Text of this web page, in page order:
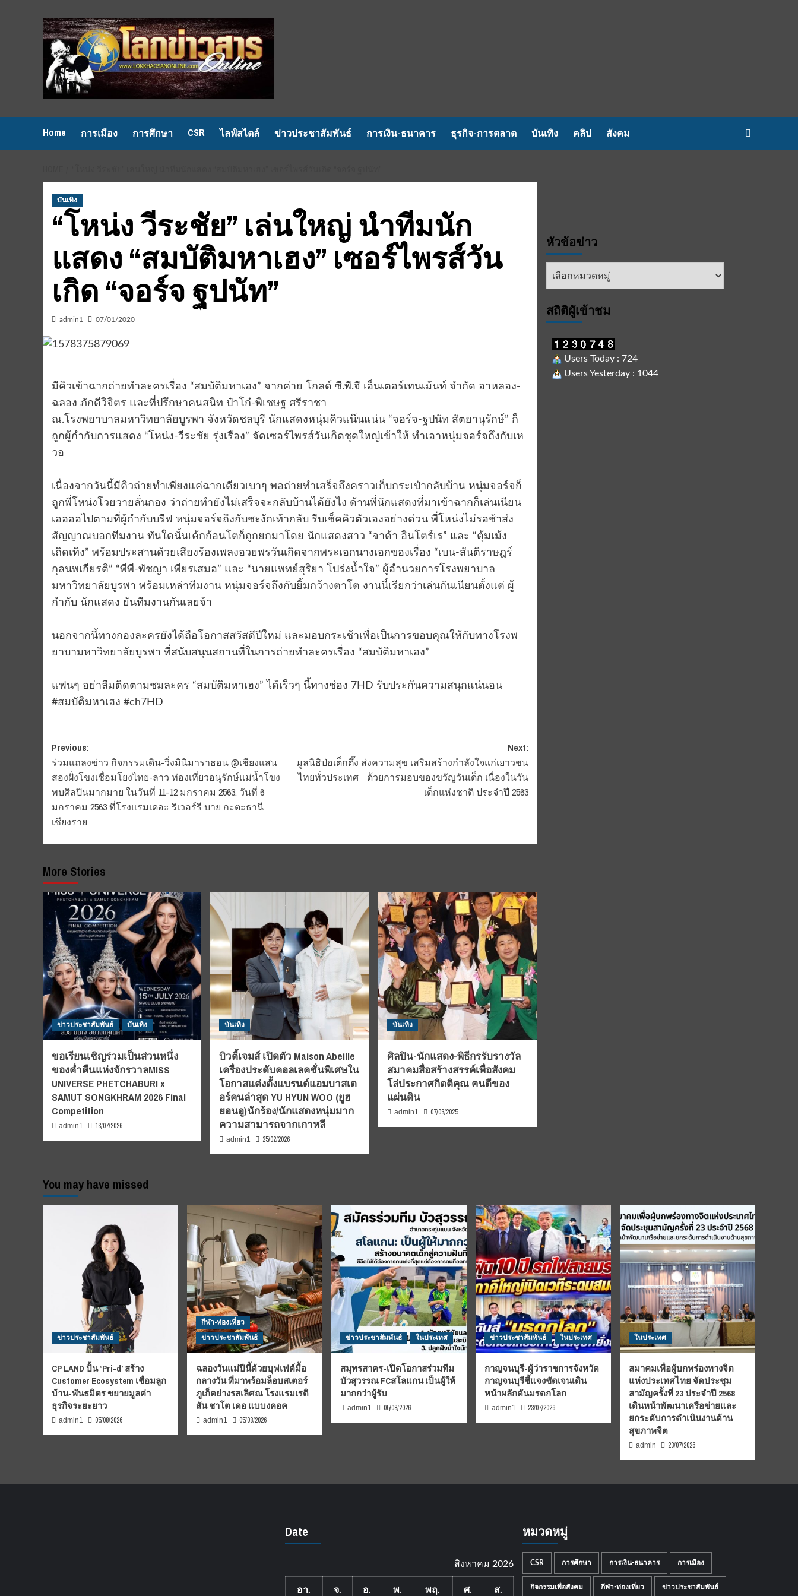
Home การเมือง การศึกษา CSR ไลฟ์สไตล์ ข่าวประชาสัมพันธ์ การเงิน-ธนาคาร ธุรกิจ-การตลาด บันเทิง คลิป สังคม
บันเทิง
“โหน่ง วีระชัย” เล่นใหญ่ นำทีมนัก
แสดง “สมบัติมหาเฮง” เซอร์ไพรส์วัน
เกิด “จอร์จ ฐปนัท”
admin1 07/01/2020
มีคิวเข้าฉากถ่ายทำละครเรื่อง “สมบัติมหาเฮง” จากค่าย โกลด์ ซี.พี.จี เอ็นเตอร์เทนเม้นท์ จำกัด อาหลอง-
ฉลอง ภักดีวิจิตร และที่ปรึกษาคนสนิท ป๋าโก๋-พิเชษฐ ศรีราชา
ณ.โรงพยาบาลมหาวิทยาลัยบูรพา จังหวัดชลบุรี นักแสดงหนุ่มคิวแน๊นแน่น “จอร์จ-ฐปนัท สัตยานุรักษ์” ก็
ถูกผู้กำกับการแสดง “โหน่ง-วีระชัย รุ่งเรือง” จัดเซอร์ไพรส์วันเกิดชุดใหญ่เข้าให้ ทำเอาหนุ่มจอร์จถึงกับเห
วอ
เนื่องจากวันนี้มีคิวถ่ายทำเพียงแค่ฉากเดียวเบาๆ พอถ่ายทำเสร็จถึงคราวเก็บกระเป๋ากลับบ้าน หนุ่มจอร์จก็
ถูกพี่โหน่งโวยวายลั่นกอง ว่าถ่ายทำยังไม่เสร็จจะกลับบ้านได้ยังไง ด้านพี่นักแสดงที่มาเข้าฉากก็เล่นเนียน
เออออไปตามที่ผู้กำกับบรีฟ หนุ่มจอร์จถึงกับชะงักเท้ากลับ รีบเช็คคิวตัวเองอย่างด่วน พี่โหน่งไม่รอช้าส่ง
สัญญาณบอกทีมงาน ทันใดนั้นเค้กก้อนโตก็ถูกยกมาโดย นักแสดงสาว “จาด้า อินโตร์เร” และ “ตุ้มเม้ง
เถิดเทิง” พร้อมประสานด้วยเสียงร้องเพลงอวยพรวันเกิดจากพระเอกนางเอกของเรื่อง “เบน-สันติราษฎร์
กุลนพเกียรติ” “พีพี-พัชญา เพียรเสมอ” และ “นายแพทย์สุริยา โปร่งน้ำใจ” ผู้อำนวยการโรงพยาบาล
มหาวิทยาลัยบูรพา พร้อมเหล่าทีมงาน หนุ่มจอร์จถึงกับยิ้มกว้างตาโต งานนี้เรียกว่าเล่นกันเนียนตั้งแต่ ผู้
กำกับ นักแสดง ยันทีมงานกันเลยจ้า
นอกจากนี้ทางกองละครยังได้ถือโอกาสสวัสดีปีใหม่ และมอบกระเช้าเพื่อเป็นการขอบคุณให้กับทางโรงพ
ยาบามหาวิทยาลัยบูรพา ที่สนับสนุนสถานที่ในการถ่ายทำละครเรื่อง “สมบัติมหาเฮง”
แฟนๆ อย่าลืมติดตามชมละคร “สมบัติมหาเฮง” ได้เร็วๆ นี้ทางช่อง 7HD รับประกันความสนุกแน่นอน
#สมบัติมหาเฮง #ch7HD
Post
navigation
Previous:
ร่วมแถลงข่าว กิจกรรมเดิน-วิ่งมินิมาราธอน @เชียงแสน
สองฝั่งโขงเชื่อมโยงไทย-ลาว ท่องเที่ยวอนุรักษ์แม่น้ำโขง
พบศิลปินมากมาย ในวันที่ 11-12 มกราคม 2563. วันที่ 6
มกราคม 2563 ที่โรงแรมเดอะ ริเวอร์รี บาย กะตะธานี
เชียงราย
Next:
มูลนิธิป่อเต็กตึ๊ง ส่งความสุข เสริมสร้างกำลังใจแก่เยาวชน
ไทยทั่วประเทศ ด้วยการมอบของขวัญวันเด็ก เนื่องในวัน
เด็กแห่งชาติ ประจำปี 2563
More Stories
ข่าวประชาสัมพันธ์ บันเทิง
ขอเรียนเชิญร่วมเป็นส่วนหนึ่ง
ของค่ำคืนแห่งจักรวาลMISS
UNIVERSE PHETCHABURI x
SAMUT SONGKHRAM 2026 Final
Competition
admin1 13/07/2026
บันเทิง
บิวตี้เจมส์ เปิดตัว Maison Abeille
เครื่องประดับคอลเลคชั่นพิเศษใน
โอกาสแต่งตั้งแบรนด์แอมบาสเด
อร์คนล่าสุด YU HYUN WOO (ยูฮ
ยอนอู)นักร้อง/นักแสดงหนุ่มมาก
ความสามารถจากเกาหลี
admin1 25/02/2026
บันเทิง
ศิลปิน-นักแสดง-พิธีกรรับรางวัล
สมาคมสื่อสร้างสรรค์เพื่อสังคม
โล่ประกาศกิตติคุณ คนดีของ
แผ่นดิน
admin1 07/03/2025
หัวข้อข่าว
หัวข้อ
สถิติผูัเข้าชม
Users Today : 724
Users Yesterday : 1044
You may have missed
ข่าวประชาสัมพันธ์
CP LAND ปั้น ‘Pri-d’ สร้าง
Customer Ecosystem เชื่อมลูก
บ้าน-พันธมิตร ขยายมูลค่า
ธุรกิจระยะยาว
admin1 05/08/2026
กีฬา-ท่องเที่ยว
ข่าวประชาสัมพันธ์
ฉลองวันแม่ปีนี้ด้วยบุฟเฟต์มื้อ
กลางวัน ที่มาพร้อมล็อบสเตอร์
ภูเก็ตย่างรสเลิศณ โรงแรมเรดิ
สัน ชาโต เดอ แบบงคอค
admin1 05/08/2026
ข่าวประชาสัมพันธ์ ในประเทศ
สมุทรสาคร-เปิดโอกาสร่วมทีม
บัวสุวรรณ FCสโลแกน เป็นผู้ให้
มากกว่าผู้รับ
admin1 05/08/2026
ข่าวประชาสัมพันธ์ ในประเทศ
กาญจนบุรี-ผู้ว่าราชการจังหวัด
กาญจนบุรีชี้แจงชัดเจนเดิน
หน้าผลักดันมรดกโลก
admin1 23/07/2026
ในประเทศ
สมาคมเพื่อผู้บกพร่องทางจิต
แห่งประเทศไทย จัดประชุม
สามัญครั้งที่ 23 ประจำปี 2568
เดินหน้าพัฒนาเครือข่ายและ
ยกระดับการดำเนินงานด้าน
สุขภาพจิต
admin 23/07/2026
Date
สิงหาคม 2026
อา. จ. อ. พ. พฤ. ศ. ส.
หมวดหมู่
CSR การศึกษา การเงิน-ธนาคาร การเมือง
กิจกรรมเพื่อสังคม กีฬา-ท่องเที่ยว ข่าวประชาสัมพันธ์